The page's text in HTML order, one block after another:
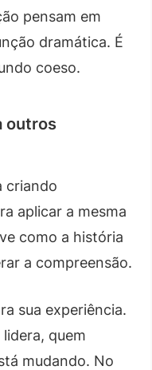
pensam em
dramática. É
coeso.
outros
criando
aplicar a mesma
como a história
a compreensão.
sua experiência.
quem
mudando. No